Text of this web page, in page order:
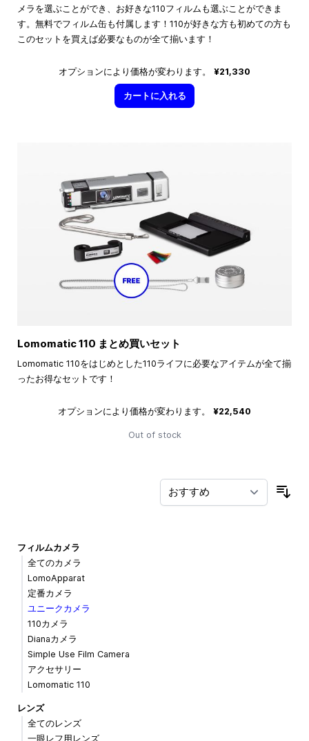
メラを選ぶことができ、お好きな110フィルムも選ぶことができま
す。無料でフィルム缶も付属します！110が好きな方も初めての方も
このセットを買えば必要なものが全て揃います！
オプションにより価格が変わります。 ¥21,330
カートに入れる
Lomomatic 110 まとめ買いセット
Lomomatic 110をはじめとした110ライフに必要なアイテムが全て揃
ったお得なセットです！
オプションにより価格が変わります。 ¥22,540
Out of stock
フィルムカメラ
全てのカメラ
LomoApparat
定番カメラ
ユニークカメラ
110カメラ
Dianaカメラ
Simple Use Film Camera
アクセサリー
Lomomatic 110
レンズ
全てのレンズ
一眼レフ用レンズ